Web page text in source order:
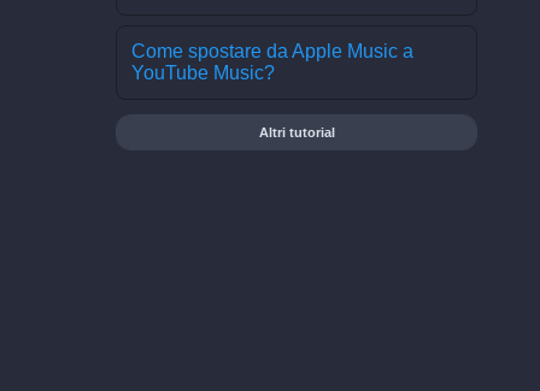
Come spostare da Apple Music a
YouTube Music?
Altri tutorial